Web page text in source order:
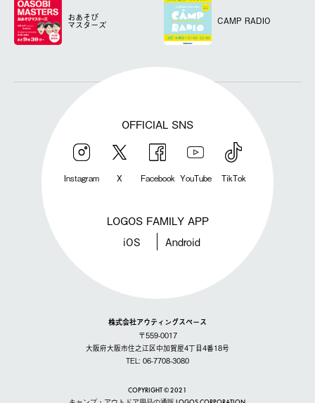
おあそび
マスターズ CAMP RADIO
OFFICIAL SNS
Instagram X Facebook YouTube TikTok
LOGOS FAMILY APP
iOS Android
株式会社アウティングスペース
〒559-0017
大阪府大阪市住之江区中加賀屋4丁目4番18号
TEL: 06-7708-3080
COPYRIGHT © 2021